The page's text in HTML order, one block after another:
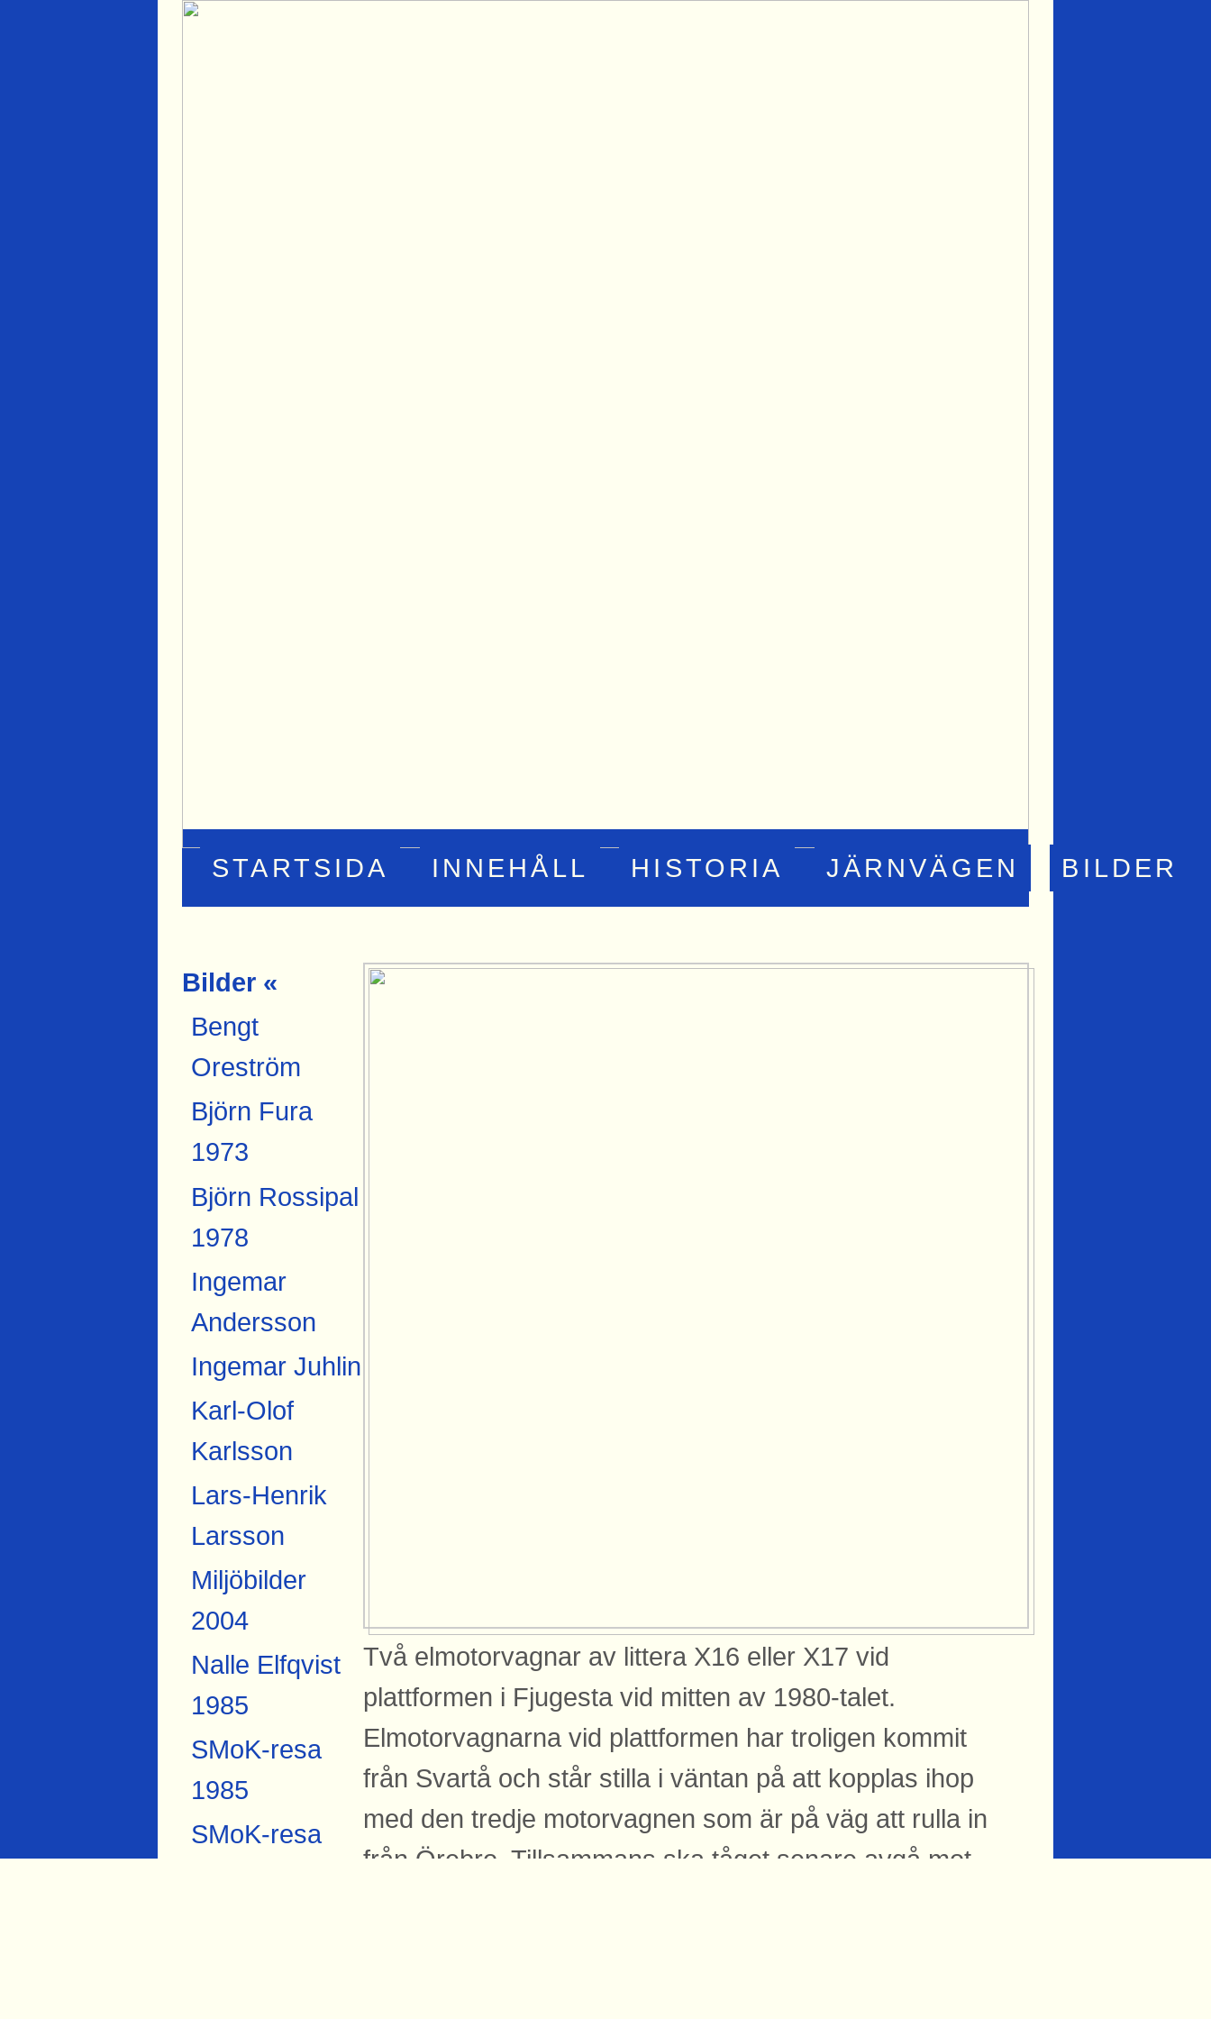
STARTSIDA INNEHÅLL HISTORIA JÄRNVÄGEN BILDER
Bilder «
Bengt
Oreström
Björn Fura
1973
Björn Rossipal
1978
Ingemar
Andersson
Ingemar Juhlin
Karl-Olof
Karlsson
Lars-Henrik
Larsson
Miljöbilder
2004
Nalle Elfqvist
1985
SMoK-resa
1985
SMoK-resa
Två elmotorvagnar av littera X16 eller X17 vid
plattformen i Fjugesta vid mitten av 1980-talet.
Elmotorvagnarna vid plattformen har troligen kommit
från Svartå och står stilla i väntan på att kopplas ihop
med den tredje motorvagnen som är på väg att rulla in
från Örebro. Tillsammans ska tåget senare avgå mot